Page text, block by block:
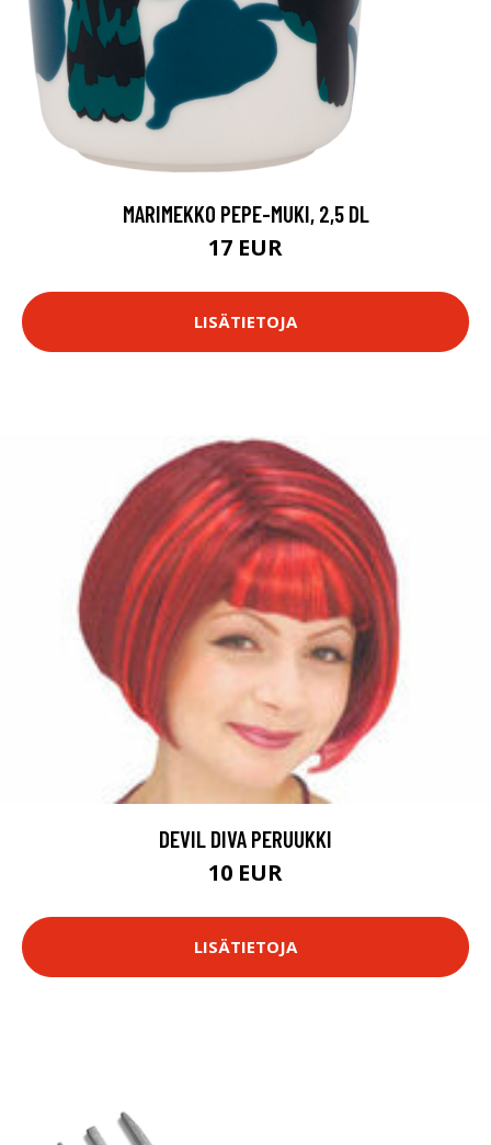
MARIMEKKO PEPE-MUKI, 2,5 DL
17 EUR
LISÄTIETOJA
DEVIL DIVA PERUUKKI
10 EUR
LISÄTIETOJA